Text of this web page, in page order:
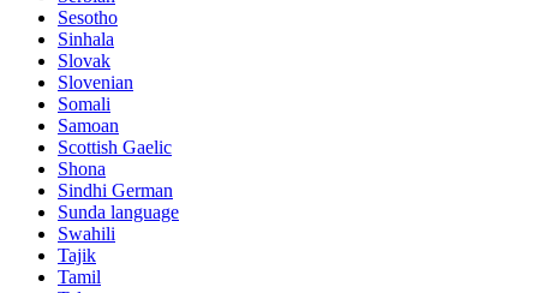
Sesotho
Sinhala
Slovak
Slovenian
Somali
Samoan
Scottish Gaelic
Shona
Sindhi German
Sunda language
Swahili
Tajik
Tamil